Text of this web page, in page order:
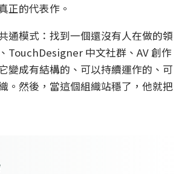
正的代表作。
通模式：找到一個還沒有人在做的領
TouchDesigner 中文社群、AV 創作
變成有結構的、可以持續運作的、可
。然後，當這個組織站穩了，他就把